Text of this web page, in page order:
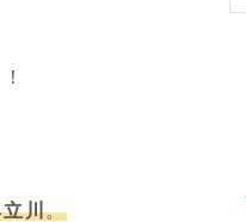
立川。